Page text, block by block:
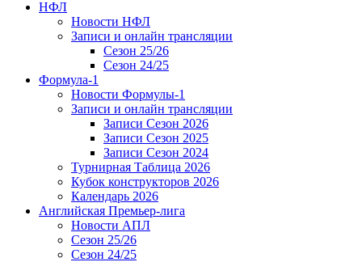
НФЛ
Новости НФЛ
Записи и онлайн трансляции
Сезон 25/26
Сезон 24/25
Формула-1
Новости Формулы-1
Записи и онлайн трансляции
Записи Сезон 2026
Записи Сезон 2025
Записи Сезон 2024
Турнирная Таблица 2026
Кубок конструкторов 2026
Календарь 2026
Английская Премьер-лига
Новости АПЛ
Сезон 25/26
Сезон 24/25